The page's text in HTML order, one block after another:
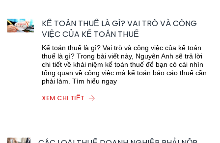
KẾ TOÁN THUẾ LÀ GÌ? VAI TRÒ VÀ CÔNG
VIỆC CỦA KẾ TOÁN THUẾ
Kế toán thuế là gì? Vai trò và công việc của kế toán
thuế là gì? Trong bài viết này, Nguyên Anh sẽ trả lời
chi tiết về khái niệm kế toán thuế để bạn có cái nhìn
tổng quan về công việc mà kế toán báo cáo thuế cần
phải làm. Tìm hiểu ngay
XEM CHI TIẾT